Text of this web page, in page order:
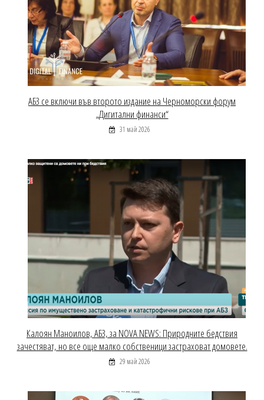
АБЗ се включи във второто издание на Черноморски форум
„Дигитални финанси“
31 май 2026
Калоян Маноилов, АБЗ, за NOVA NEWS: Природните бедствия
зачестяват, но все още малко собственици застраховат домовете.
29 май 2026